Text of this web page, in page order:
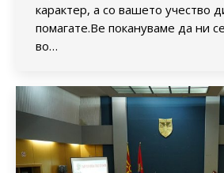
карактер, а со вашето учество
помагате.Ве покануваме да ни
во…